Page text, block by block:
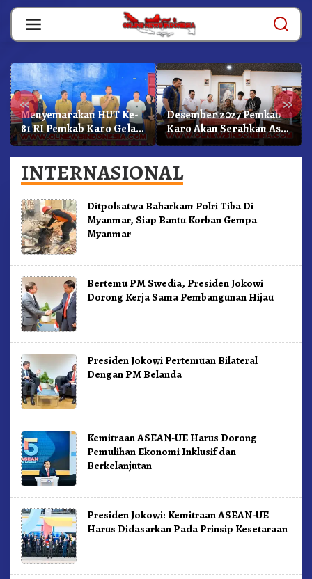
Skip
content
« »
Menyemarakan HUT Ke-
81 RI Pemkab Karo Gelar
Pertandingan Olahraga
Desember 2027 Pemkab
Karo Akan Serahkan Aset
RSUD Kabanjahe Ke
Moderamen GBKP
INTERNASIONAL
Ditpolsatwa Baharkam Polri Tiba Di
Myanmar, Siap Bantu Korban Gempa
Myanmar
Bertemu PM Swedia, Presiden Jokowi
Dorong Kerja Sama Pembangunan Hijau
Presiden Jokowi Pertemuan Bilateral
Dengan PM Belanda
Kemitraan ASEAN-UE Harus Dorong
Pemulihan Ekonomi Inklusif dan
Berkelanjutan
Presiden Jokowi: Kemitraan ASEAN-UE
Harus Didasarkan Pada Prinsip Kesetaraan